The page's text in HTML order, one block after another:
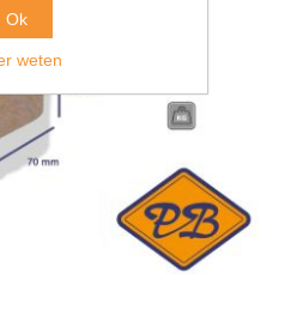
Ok
weten